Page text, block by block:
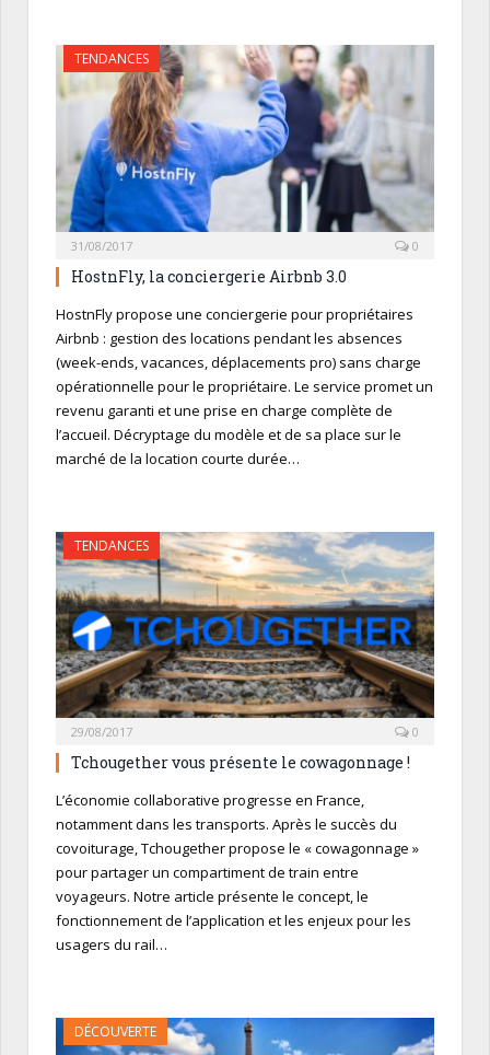
TENDANCES
31/08/2017 0
HostnFly, la conciergerie Airbnb 3.0
HostnFly propose une conciergerie pour propriétaires
Airbnb : gestion des locations pendant les absences
(week-ends, vacances, déplacements pro) sans charge
opérationnelle pour le propriétaire. Le service promet un
revenu garanti et une prise en charge complète de
l’accueil. Décryptage du modèle et de sa place sur le
marché de la location courte durée…
TENDANCES
29/08/2017 0
Tchougether vous présente le cowagonnage !
L’économie collaborative progresse en France,
notamment dans les transports. Après le succès du
covoiturage, Tchougether propose le « cowagonnage »
pour partager un compartiment de train entre
voyageurs. Notre article présente le concept, le
fonctionnement de l’application et les enjeux pour les
usagers du rail…
DÉCOUVERTE